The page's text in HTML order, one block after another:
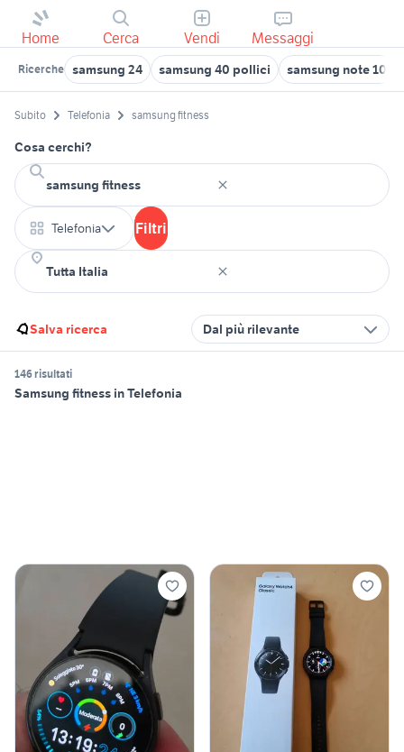
Home Cerca Vendi Messaggi
Ricerche samsung 24 samsung 40 pollici samsung note 10
Subito Telefonia samsung fitness
Cosa cerchi?
Telefonia Filtri
Salva ricerca Dal più rilevante
146 risultati
Samsung fitness in Telefonia